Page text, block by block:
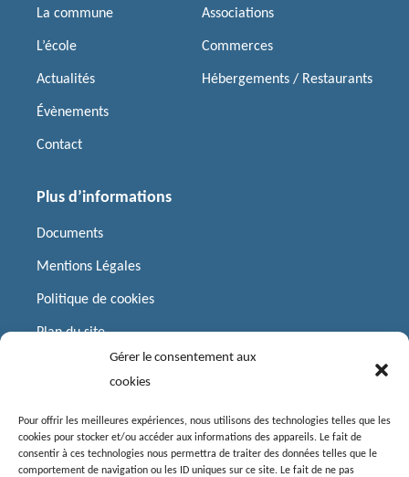
Gérer le consentement aux
cookies
Pour offrir les meilleures expériences, nous utilisons des technologies telles que les
cookies pour stocker et/ou accéder aux informations des appareils. Le fait de
consentir à ces technologies nous permettra de traiter des données telles que le
comportement de navigation ou les ID uniques sur ce site. Le fait de ne pas
La commune
L’école
Actualités
Évènements
Contact
Associations
Commerces
Hébergements / Restaurants
Plus d’informations
Documents
Mentions Légales
Politique de cookies
Plan du site
Préfecture
Département de la Charente